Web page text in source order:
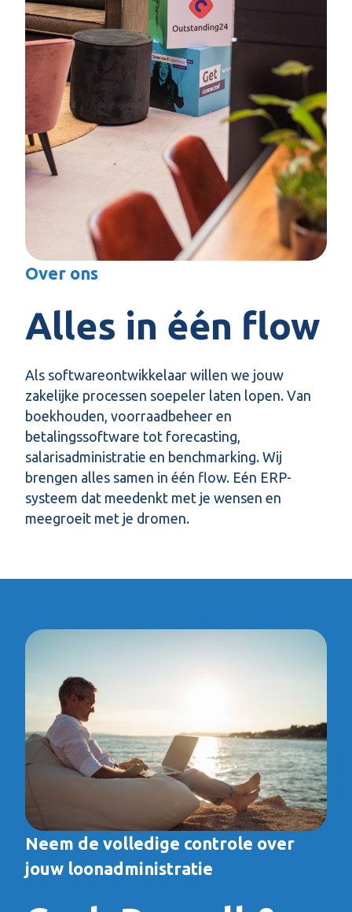
Over ons
Alles in één flow
Als softwareontwikkelaar willen we jouw
zakelijke processen soepeler laten lopen. Van
boekhouden, voorraadbeheer en
betalingssoftware tot forecasting,
salarisadministratie en benchmarking. Wij
brengen alles samen in één flow. Eén ERP-
systeem dat meedenkt met je wensen en
meegroeit met je dromen.
Neem de volledige controle over
jouw loonadministratie